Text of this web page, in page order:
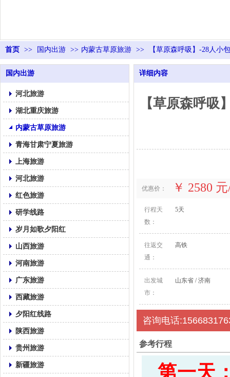
首页 >> 国内出游 >> 内蒙古草原旅游 >> 【草原森呼吸】-28人小
国内出游
河北旅游
湖北重庆旅游
内蒙古草原旅游
青海甘肃宁夏旅游
上海旅游
河北旅游
红色旅游
研学线路
岁月如歌夕阳红
山西旅游
河南旅游
广东旅游
西藏旅游
夕阳红线路
陕西旅游
贵州旅游
新疆旅游
详细内容
【草原森呼
优惠价： ￥ 2580
行程天
数：
5天
往返交
通：
高铁
出发城
市：
山东省 / 济南
咨询电话
参考行程
第一天